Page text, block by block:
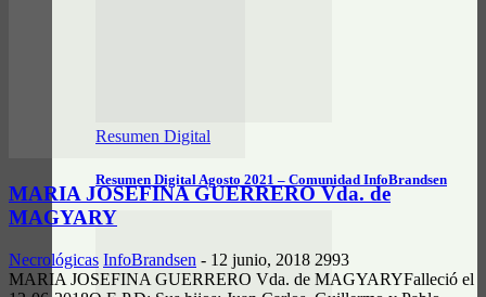
Resumen Digital
Resumen Digital Agosto 2021 – Comunidad InfoBrandsen
MARIA JOSEFINA GUERRERO Vda. de
MAGYARY
Necrológicas InfoBrandsen - 12 junio, 2018 2993
MARIA JOSEFINA GUERRERO Vda. de MAGYARYFalleció el